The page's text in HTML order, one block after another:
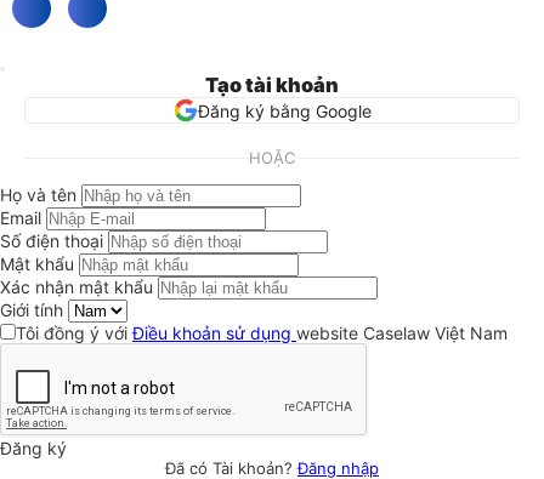
Tạo tài khoản
Đăng ký bằng Google
HOẶC
Họ và tên
Email
Số điện thoại
Mật khẩu
Xác nhận mật khẩu
Giới tính
Tôi đồng ý vớiĐiều khoản sử dụng website Caselaw Việt Nam
Đăng ký
Đã có Tài khoản?Đăng nhập